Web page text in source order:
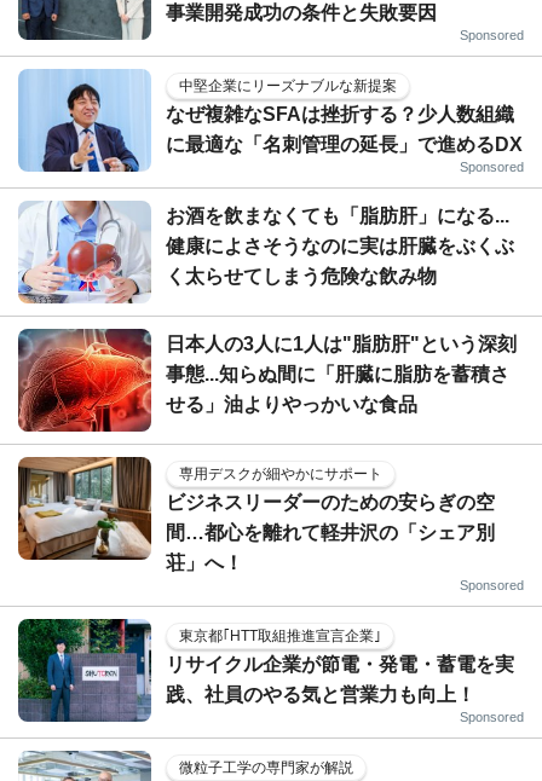
事業開発成功の条件と失敗要因
Sponsored
中堅企業にリーズナブルな新提案
なぜ複雑なSFAは挫折する？少人数組織
に最適な「名刺管理の延長」で進めるDX
Sponsored
お酒を飲まなくても「脂肪肝」になる...
健康によさそうなのに実は肝臓をぶくぶ
く太らせてしまう危険な飲み物
日本人の3人に1人は"脂肪肝"という深刻
事態...知らぬ間に「肝臓に脂肪を蓄積さ
せる」油よりやっかいな食品
専用デスクが細やかにサポート
ビジネスリーダーのための安らぎの空
間…都心を離れて軽井沢の「シェア別
荘」へ！
Sponsored
東京都｢HTT取組推進宣言企業｣
リサイクル企業が節電・発電・蓄電を実
践、社員のやる気と営業力も向上！
Sponsored
微粒子工学の専門家が解説